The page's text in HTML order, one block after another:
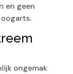
en geen
ongemak